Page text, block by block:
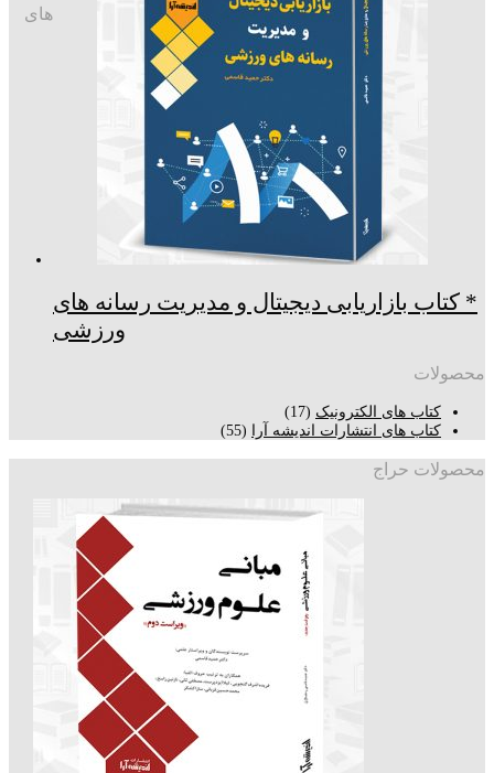
* کتاب بازاریابی دیجیتال و مدیریت رسانه های
ورزشی
های
محصولات
کتاب های الکترونیک (17)
کتاب های انتشارات اندیشه آرا
(55)
محصولات حراج